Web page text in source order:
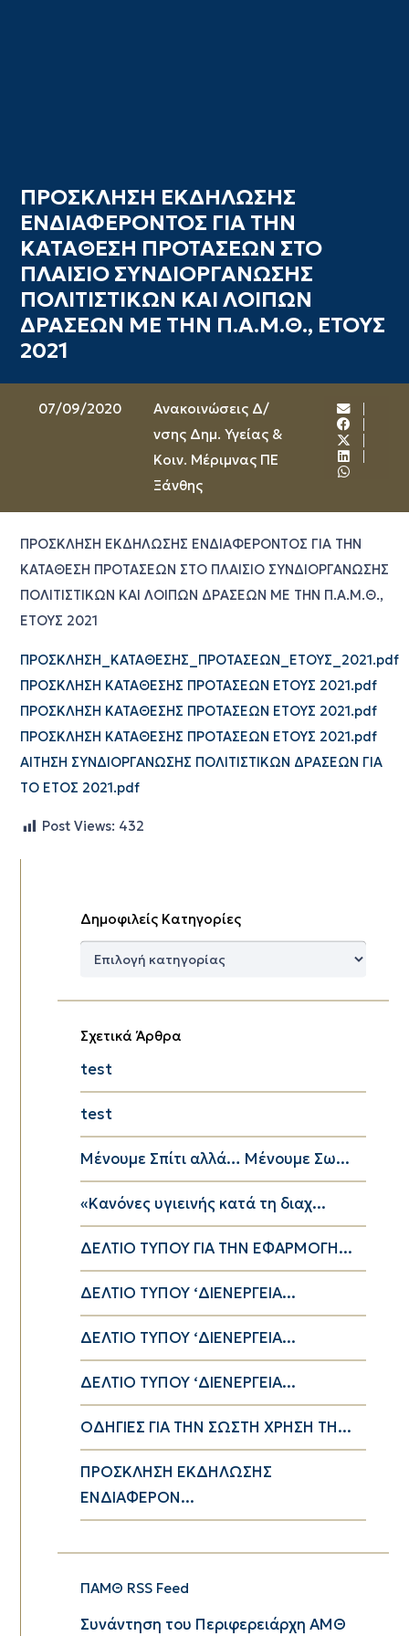
ΠΡΟΣΚΛΗΣΗ ΕΚΔΗΛΩΣΗΣ
ΕΝΔΙΑΦΕΡΟΝΤΟΣ ΓΙΑ ΤΗΝ
ΚΑΤΑΘΕΣΗ ΠΡΟΤΑΣΕΩΝ ΣΤΟ
ΠΛΑΙΣΙΟ ΣΥΝΔΙΟΡΓΑΝΩΣΗΣ
ΠΟΛΙΤΙΣΤΙΚΩΝ ΚΑΙ ΛΟΙΠΩΝ
ΔΡΑΣΕΩΝ ΜΕ ΤΗΝ Π.Α.Μ.Θ., ΕΤΟΥΣ
2021
07/09/2020
Ανακοινώσεις Δ/
νσης Δημ. Υγείας &
Κοιν. Μέριμνας ΠΕ
Ξάνθης
ΠΡΟΣΚΛΗΣΗ ΕΚΔΗΛΩΣΗΣ ΕΝΔΙΑΦΕΡΟΝΤΟΣ ΓΙΑ ΤΗΝ
ΚΑΤΑΘΕΣΗ ΠΡΟΤΑΣΕΩΝ ΣΤΟ ΠΛΑΙΣΙΟ ΣΥΝΔΙΟΡΓΑΝΩΣΗΣ
ΠΟΛΙΤΙΣΤΙΚΩΝ ΚΑΙ ΛΟΙΠΩΝ ΔΡΑΣΕΩΝ ΜΕ ΤΗΝ Π.Α.Μ.Θ.,
ΕΤΟΥΣ 2021
ΠΡΟΣΚΛΗΣΗ_ΚΑΤΑΘΕΣΗΣ_ΠΡΟΤΑΣΕΩΝ_ΕΤΟΥΣ_2021.pdf
ΠΡΟΣΚΛΗΣΗ ΚΑΤΑΘΕΣΗΣ ΠΡΟΤΑΣΕΩΝ ΕΤΟΥΣ 2021.pdf
ΠΡΟΣΚΛΗΣΗ ΚΑΤΑΘΕΣΗΣ ΠΡΟΤΑΣΕΩΝ ΕΤΟΥΣ 2021.pdf
ΠΡΟΣΚΛΗΣΗ ΚΑΤΑΘΕΣΗΣ ΠΡΟΤΑΣΕΩΝ ΕΤΟΥΣ 2021.pdf
ΑΙΤΗΣΗ ΣΥΝΔΙΟΡΓΑΝΩΣΗΣ ΠΟΛΙΤΙΣΤΙΚΩΝ ΔΡΑΣΕΩΝ ΓΙΑ
ΤΟ ΕΤΟΣ 2021.pdf
Post Views: 432
Δημοφιλείς Κατηγορίες
Δημοφιλείς
Σχετικά Άρθρα
test
test
Μένουμε Σπίτι αλλά… Μένουμε Σω...
«Κανόνες υγιεινής κατά τη διαχ...
ΔΕΛΤΙΟ ΤΥΠΟΥ ΓΙΑ ΤΗΝ ΕΦΑΡΜΟΓΗ...
ΔΕΛΤΙΟ ΤΥΠΟΥ ‘ΔΙΕΝΕΡΓΕΙΑ...
ΔΕΛΤΙΟ ΤΥΠΟΥ ‘ΔΙΕΝΕΡΓΕΙΑ...
ΔΕΛΤΙΟ ΤΥΠΟΥ ‘ΔΙΕΝΕΡΓΕΙΑ...
ΟΔΗΓΙΕΣ ΓΙΑ ΤΗΝ ΣΩΣΤΗ ΧΡΗΣΗ ΤΗ...
ΠΡΟΣΚΛΗΣΗ ΕΚΔΗΛΩΣΗΣ
ΕΝΔΙΑΦΕΡΟΝ...
ΠΑΜΘ RSS Feed
Συνάντηση του Περιφερειάρχη ΑΜΘ